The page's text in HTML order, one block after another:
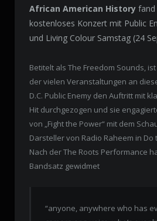
African American History fand
kostenloses Konzert mit Public
und Living Colour Samstag (24
Betitelt als The Freedom Sounds,
der vielen Veranstaltungen an
D.C. Public Enemy den Auftritt mit
Hit durchgezogen und sie
von „Fight the Power“ mit dem
Darsteller von Radio Raheem in Do
Nach der The Roots Performance
Bandsatz gewidmet
“anyone, anywhere who has